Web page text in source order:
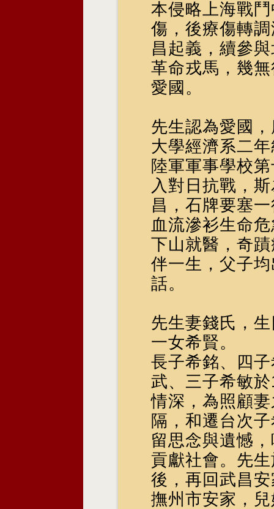
本侵略上海戰
傷，後療傷轉
昌起義，續參
革命戎馬，幾
愛國。
先生認為愛國
大學經濟系二
陸軍軍事學校
入對日抗戰，
昌，石牌要塞
血流滲衫生命
下山就醫，奇
伴一生，父子
話。
先生妻錢氏，
一女希賢。
長子希銘、四
武、三子希敏
情深，為照顧
隔，和遷台次
留思念與遺憾
貢獻社會。先
後，再回武昌
撫州市安家，